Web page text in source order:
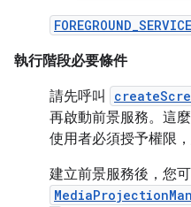
執行階段必要條件
請先呼叫
再啟動前景服務。這
使用者必須授予權限
建立前景服務後，您